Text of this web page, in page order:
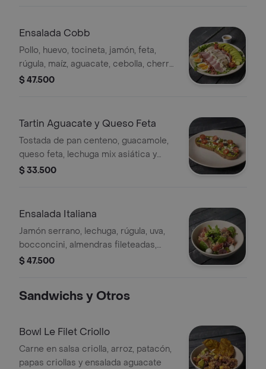
Ensalada Cobb
Pollo, huevo, tocineta, jamón, feta,
rúgula, maíz, aguacate, cebolla, cherry
y miel mostaza
$ 47.500
Tartin Aguacate y Queso Feta
Tostada de pan centeno, guacamole,
queso feta, lechuga mix asiática y
tomate cherry
$ 33.500
Ensalada Italiana
Jamón serrano, lechuga, rúgula, uva,
bocconcini, almendras fileteadas,
reducción balsámico
$ 47.500
Sandwichs y Otros
Bowl Le Filet Criollo
Carne en salsa criolla, arroz, patacón,
papas criollas y ensalada aguacate